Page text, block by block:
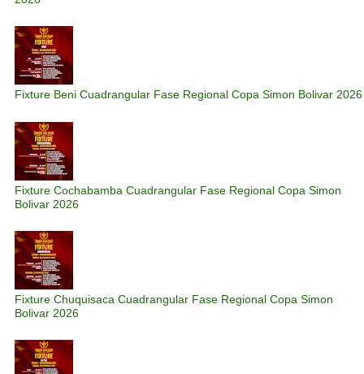
Fixture Beni Cuadrangular Fase Regional Copa Simon Bolivar 2026
Fixture Cochabamba Cuadrangular Fase Regional Copa Simon
Bolivar 2026
Fixture Chuquisaca Cuadrangular Fase Regional Copa Simon
Bolivar 2026